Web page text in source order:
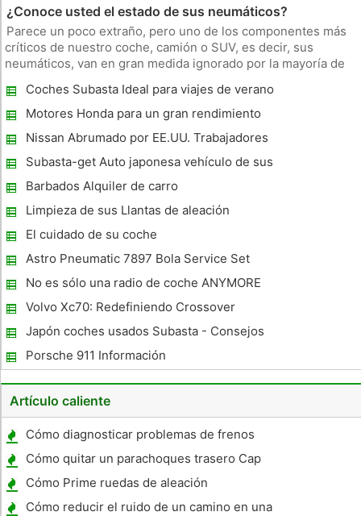
¿Conoce usted el estado de sus neumáticos?
Parece un poco extraño, pero uno de los componentes más
críticos de nuestro coche, camión o SUV, es decir, sus
neumáticos, van en gran medida ignorado por la mayoría de
entrelazados con seguridad. ¿Por qué existe esta tendencia a
dar por sentado?
Coches Subasta Ideal para viajes de verano
Motores Honda para un gran rendimiento
Nissan Abrumado por EE.UU. Trabajadores
que ofertas de compra
Subasta-get Auto japonesa vehículo de sus
sueños aquí
Barbados Alquiler de carro
Limpieza de sus Llantas de aleación
El cuidado de su coche
Astro Pneumatic 7897 Bola Service Set
Conjunto de herramientas
No es sólo una radio de coche ANYMORE
Volvo Xc70: Redefiniendo Crossover
Formula
Japón coches usados ​​Subasta - Consejos
Gratis para comprar coches usados ​​de
exportador en Japón
Porsche 911 Información
Artículo caliente
Cómo diagnosticar problemas de frenos
Squealing
Cómo quitar un parachoques trasero Cap
en un Ford Windstar
Cómo Prime ruedas de aleación
Cómo reducir el ruido de un camino en una